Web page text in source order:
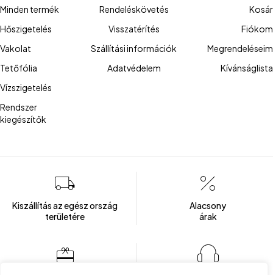
Minden termék
Hőszigetelés
Vakolat
Tetőfólia
Vízszigetelés
Rendszer
kiegészítők
Rendeléskövetés
Visszatérítés
Szállítási információk
Adatvédelem
Kosár
Fiókom
Megrendeléseim
Kívánságlista
Kiszállítás az egész ország
területére
Alacsony
árak